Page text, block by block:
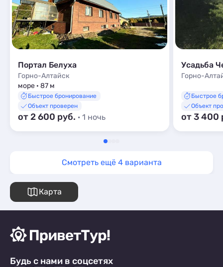
Портал Белуха
Горно-Алтайск
море · 87 м
Быстрое бронирование
Объект проверен
от 2 600 руб. · 1 ночь
Усадьба
Горно-
Быстрое
Объект
от 3 400
Смотреть ещё 4 варианта
Карта
Будь с нами в соцсетях